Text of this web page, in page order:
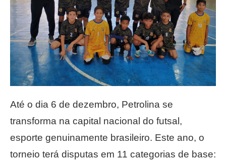
Até o dia 6 de dezembro, Petrolina se
transforma na capital nacional do futsal,
esporte genuinamente brasileiro. Este ano, o
torneio terá disputas em 11 categorias de base: